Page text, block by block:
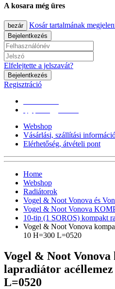
A kosara még üres
bezár Kosár tartalmának
Bejelentkezés
Elfelejtette a jelszavát?
Bejelentkezés
Regisztráció
Webshop
Vásárlási, szállítási
Elérhetőség, átvételi pont
Home
Webshop
Radiátorok
Vogel & Noot Vonova és
Vogel & Noot Vonova
10-tip (1 SOROS) kompakt
Vogel & Noot Vonova
10 H=300 L=0520
Vogel & Noot
lapradiátor
L=0520